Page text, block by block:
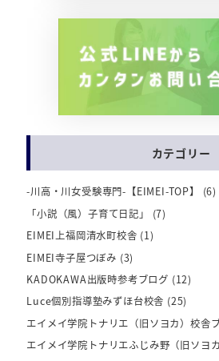
カテゴリー
-川高・川女受験専門-【EIMEI-TOP】
(6)
「小説（風）子育て日記」
(7)
EIMEI上福岡清水町校舎 (1)
EIMEI寺子屋つぼみ (3)
KADOKAWA出版時参考ブログ (12)
Luce個別指導塾みずほ台校舎 (25)
エイメイ学院トナリエ（旧ソヨカ）校舎
エイメイ学院トナリエふじみ野（旧ソヨ